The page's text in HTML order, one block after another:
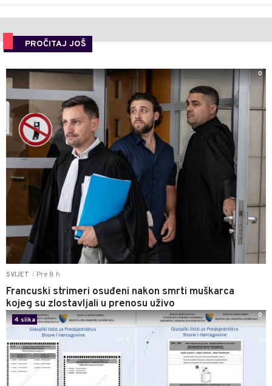
PROČITAJ JOŠ
SVIJET Pre 8 h
Francuski strimeri osuđeni nakon smrti muškarca
kojeg su zlostavljali u prenosu uživo
0
4 slika
0